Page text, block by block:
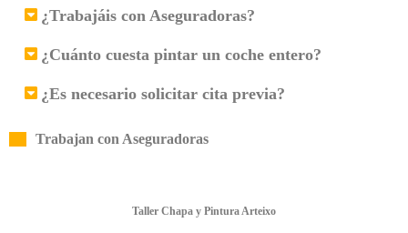
¿Trabajáis con Aseguradoras?
¿Cuánto cuesta pintar un coche entero?
¿Es necesario solicitar cita previa?
Trabajan con Aseguradoras
Taller Chapa y Pintura Arteixo